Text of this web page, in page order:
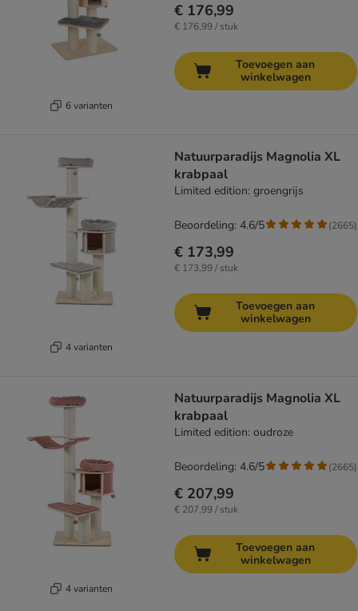
6 varianten
€ 176,99
€ 176,99 / stuk
Toevoegen aan
winkelwagen
4 varianten
Natuurparadijs Magnolia XL
krabpaal
Limited edition: groengrijs
€ 173,99
€ 173,99 / stuk
Beoordeling: 4.6/5 (2665)
Toevoegen aan
winkelwagen
4 varianten
Natuurparadijs Magnolia XL
krabpaal
Limited edition: oudroze
€ 207,99
€ 207,99 / stuk
Beoordeling: 4.6/5 (2665)
Toevoegen aan
winkelwagen